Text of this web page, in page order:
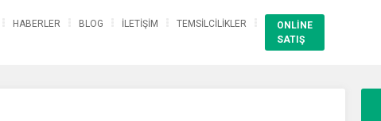
HABERLER BLOG İLETİŞİM TEMSİLCİLİKLER
ONLİNE
SATIŞ